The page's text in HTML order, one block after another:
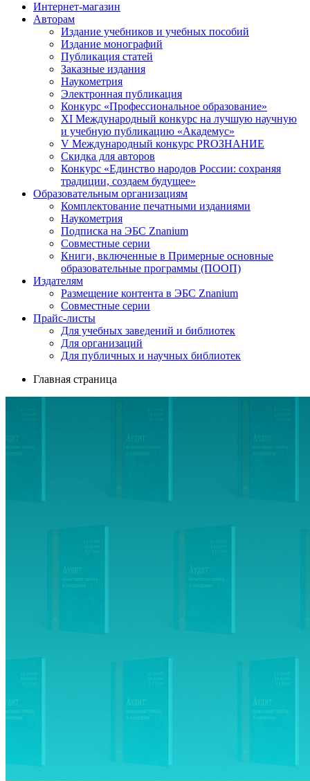
Интернет-магазин
Авторам
Издание учебников и учебных пособий
Издание монографий
Публикация статей
Заказные издания
Наукометрия
Электронная публикация
Конкурс «Профессиональное образование»
XI Международный конкурс на лучшую научную
и учебную публикацию «Академус»
V Международный конкурс PROЗНАНИЕ
Скидка для авторов
Конкурс «Единство народов России: сохраняя
традиции, создаем будущее»
Образовательным организациям
Комплектование печатными изданиями
Наукометрия
Подписка на ЭБС Znanium
Совместные серии
Книги, включенные в Примерные основные
образовательные программы (ПООП)
Издателям
Размещение контента в ЭБС Znanium
Совместные серии
Прайс-листы
Для учебных заведений и библиотек
Для организаций
Для публичных и научных библиотек
Главная страница